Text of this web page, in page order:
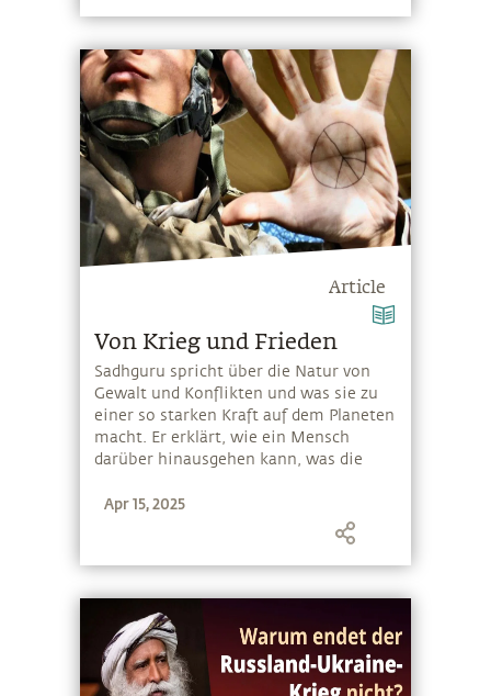
haben
Article
Von Krieg und Frieden
Sadhguru spricht über die Natur von
Gewalt und Konflikten und was sie zu
einer so starken Kraft auf dem Planeten
macht. Er erklärt, wie ein Mensch
darüber hinausgehen kann, was die
friedlichen Welt ist
Apr 15, 2025